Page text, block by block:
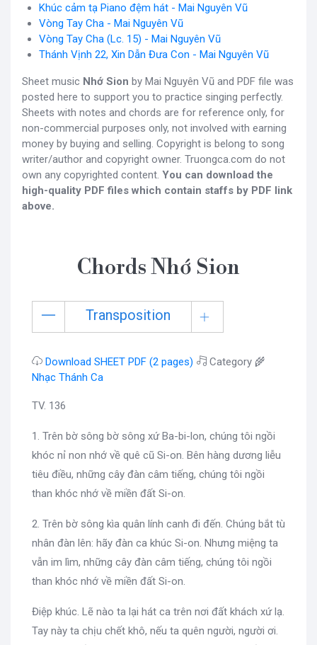
Khúc cảm tạ Piano đệm hát - Mai Nguyên Vũ
Vòng Tay Cha - Mai Nguyên Vũ
Vòng Tay Cha (Lc. 15) - Mai Nguyên Vũ
Thánh Vịnh 22, Xin Dẫn Đưa Con - Mai Nguyên Vũ
Sheet music Nhớ Sion by Mai Nguyên Vũ and PDF file was
posted here to support you to practice singing perfectly.
Sheets with notes and chords are for reference only, for
non-commercial purposes only, not involved with earning
money by buying and selling. Copyright is belong to song
writer/author and copyright owner. Truongca.com do not
own any copyrighted content. You can download the
high-quality PDF files which contain staffs by PDF link
above.
Chords Nhớ Sion
Transposition
Download SHEET PDF (2 pages)
Category 🌾
Nhạc Thánh Ca
TV. 136
1. Trên bờ sông bờ sông xứ Ba-bi-lon, chúng tôi ngồi
khóc nỉ non nhớ về quê cũ Si-on. Bên hàng dương liễu
tiêu điều, những cây đàn câm tiếng, chúng tôi ngồi
than khóc nhớ về miền đất Si-on.
2. Trên bờ sông kìa quân lính canh đi đến. Chúng bắt tù
nhân đàn lên: hãy đàn ca khúc Si-on. Nhưng miệng ta
vẫn im lìm, những cây đàn câm tiếng, chúng tôi ngồi
than khóc nhớ về miền đất Si-on.
Điệp khúc. Lẽ nào ta lại hát ca trên nơi đất khách xứ lạ.
Tay này ta chịu chết khô, nếu ta quên người, người ơi.